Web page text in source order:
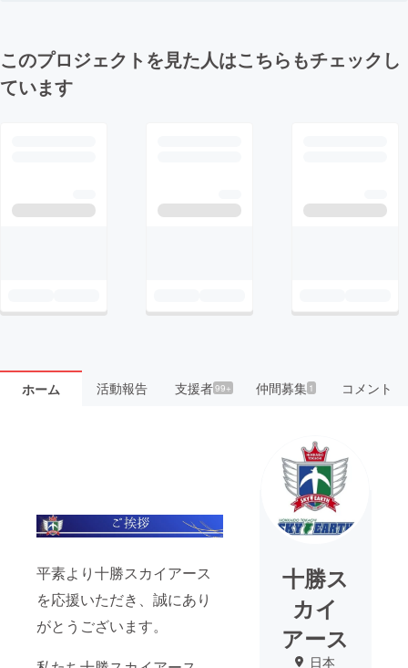
このプロジェクトを見た人はこちらもチェックし
ています
ホーム 活動報告 支援者99+ 仲間募集 1 コメント
平素より十勝スカイアース
を応援いただき、誠にあり
がとうございます。
十勝ス
カイ
アース
日本